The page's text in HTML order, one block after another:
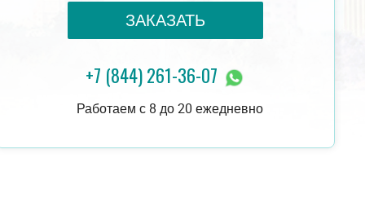
ЗАКАЗАТЬ 23 000 руб.
ЗАКАЗАТЬ
+7 (844) 261-36-07
Работаем с 8 до 20 ежедневно